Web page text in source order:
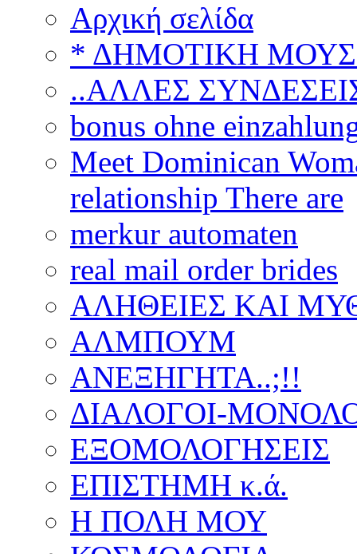
Αρχική σελίδα
* ΔΗΜΟΤΙΚΗ
..ΑΛΛΕΣ
bonus ohne
Meet Dominican
relationship There are
merkur automaten
real mail order brides
ΑΛΗΘΕΙΕΣ ΚΑΙ
ΑΛΜΠΟΥΜ
ΑΝΕΞΗΓΗΤΑ..;!!
ΔΙΑΛΟΓΟΙ-
ΕΞΟΜΟΛΟΓΗΣΕΙΣ
ΕΠΙΣΤΗΜΗ κ.ά.
Η ΠΟΛΗ ΜΟΥ